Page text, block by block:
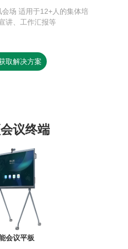
场 适用于12+人的集体培
讲、工作汇报等
取解决方案
议终端
会议平板